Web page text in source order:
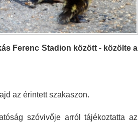
Ferenc Stadion között - közölte a
az érintett szakaszon.
szóvivője arról tájékoztatta az